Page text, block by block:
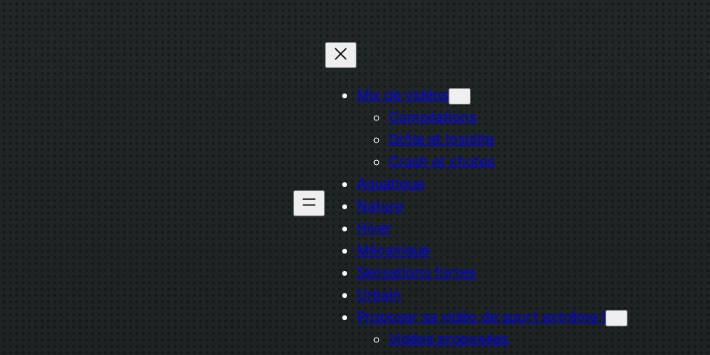
Mix de vidéos
Compilations
Drôle et Insolite
Crash et chutes
Aquatique
Nature
Hiver
Mécanique
Sensations fortes
Urbain
Proposer sa vidéo de sport extrême !
Vidéos proposées